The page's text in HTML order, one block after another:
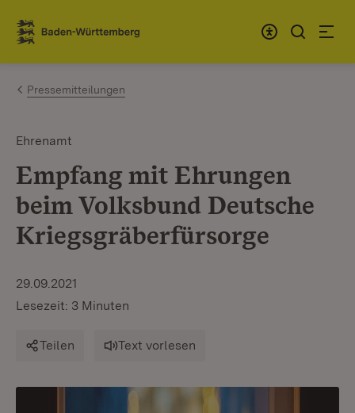
Zum Inhalt springen
Link zur Startseite
Pressemitteilungen
Ehrenamt
Empfang mit Ehrungen
beim Volksbund Deutsche
Kriegsgräberfürsorge
29.09.2021
Lesezeit: 3 Minuten
Teilen Text vorlesen